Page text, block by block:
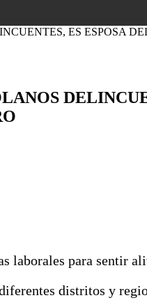
ES ESPOSA
laborales para sentir
distritos y